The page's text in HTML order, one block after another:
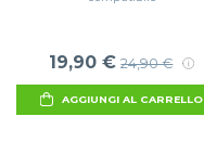
19,90 € 24,90 €
AGGIUNGI AL CARRELLO